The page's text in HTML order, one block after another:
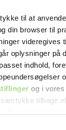
til at
din browser til
videregives
oplysninger på
indhold,
og i vores
tilbage